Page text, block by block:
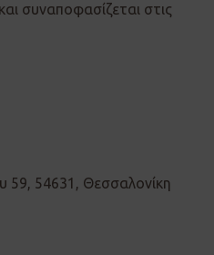
συναποφασίζεται στις
59, 54631, Θεσσαλονίκη